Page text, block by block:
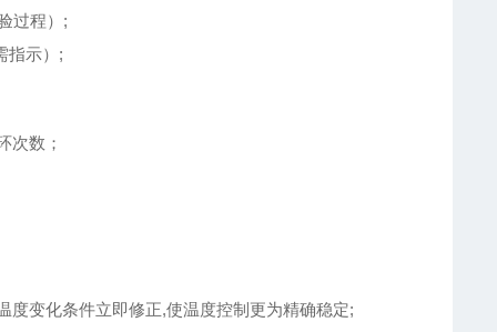
过程）;
指示）;
次数；
度变化条件立即修正,使温度控制更为精确稳定;